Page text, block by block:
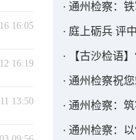
16:05
16:19
13:50
墙！
· 通州检察：
· 庭上砺兵 评
公诉出庭评议
· 【古沙检语
区检察院开展
· 通州检察祝您
· 通州检察：
· 通州检察：